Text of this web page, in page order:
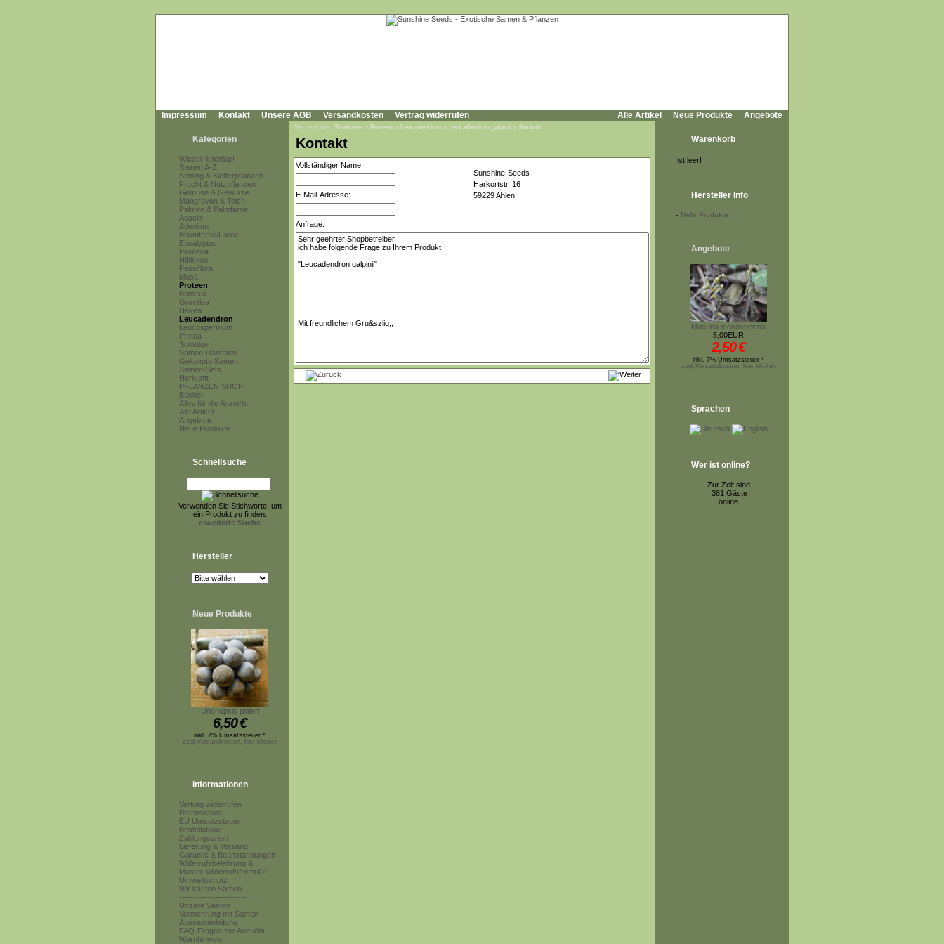
Impressum Kontakt Unsere AGB Versandkosten Vertrag widerrufen Alle Artikel Neue Produkte Angebote
Kategorien
Wieder lieferbar!
Samen A-Z
Schling & Kletterpflanzen
Frucht & Nutzpflanzen
Gemüse & Gewürze
Mangroven & Teich
Palmen & Palmfarne
Acacia
Adenium
Baumfarne/Farne
Eucalyptus
Plumeria
Hibiskus
Passiflora
Musa
Proteen
Banksia
Grevillea
Hakea
Leucadendron
Leucospermum
Protea
Sonstige
Samen-Raritäten
Gekeimte Samen
Samen-Sets
Herkunft
PFLANZEN SHOP
Bücher
Alles für die Anzucht
Alle Artikel
Angebote
Neue Produkte
Schnellsuche
Verwenden Sie Stichworte, um
ein Produkt zu finden.
erweiterte Suche
Hersteller
Neue Produkte
Unonopsis pittieri
6,50€
inkl. 7% Umsatzsteuer *
zzgl.Versandkosten, hier klicken
Informationen
Vertrag widerrufen
Datenschutz
EU Umsatzsteuer
Bestellablauf
Zahlungsarten
Lieferung & Versand
Garantie & Beanstandungen
Widerrufsbelehrung &
Muster-Widerrufsformular
Umweltschutz
Wir kaufen Samen
------------------------
Unsere Samen
Vermehrung mit Samen
Aussaatanleitung
FAQ-Fragen zur Anzucht
Warnhinweis
Sie sind hier: Startseite » Proteen » Leucadendron » Leucadendron galpinii » Kontakt
Kontakt
Vollständiger Name:
Sunshine-Seeds
Harkortstr. 16
59229 Ahlen
E-Mail-Adresse:
Anfrage:
Warenkorb
ist leer!
Hersteller Info
- Mehr Produkte
Angebote
Mucuna monosperma
5,00EUR
2,50€
inkl. 7% Umsatzsteuer *
zzgl.Versandkosten, hier klicken
Sprachen
Wer ist online?
Zur Zeit sind
381 Gäste
online.